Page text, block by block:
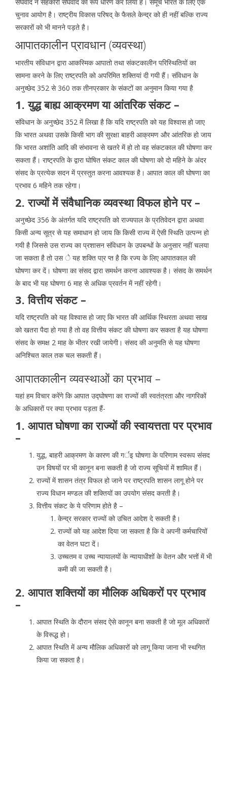
चुनाव आयोग है। राष्ट्रीय विकास परिषद् के फैसले केन्द्र को ही नहीं बल्कि राज्य
सरकारों को भी मानने पड़ते है।
आपातकालीन प्रावधान (व्यवस्था)
भारतीय संविधान द्वारा आकस्मिक आपातो तथा संकटकालीन परिस्थितियों का
सामना करने के लिए राष्ट्रपति को अपरिमित शक्तियां दी गयी हैं। संविधान के
अनुच्छेद 352 से 360 तक तीनप्रकार के संकटों का अनुमान किया गया है
1. युद्ध बाह्य आक्रमण या आंतरिक संकट –
संविधान के अनुच्छेद 352 में लिखा है कि यदि राष्ट्रपति को यह विश्वास हो जाए
कि भारत अथवा उसके किसी भाग की सुरक्षा बाहरी आक्रमण और आंतरिक हो जाय
कि भारत अशांति आदि की संभावना से खतरे में हो तो वह संकटकाल की घोषणा कर
सकता हैं। राष्ट्रपति के द्वारा घोषित संकट काल की घोषणा को दो महिने के अंदर
संसद के प्रत्येक सदन में प्रस्तुत करना आवश्यक है। आपात काल की घोषणा का
प्रभाव 6 महिने तक रहेगा।
2. राज्यों में संवैधानिक व्यवस्था विफल होने पर –
अनुच्छेद 356 के अंतर्गत यदि राष्ट्रपति को राज्यपाल के प्रतिवेदन द्वारा अथवा
किसी अन्य सूत्र से यह समाधान हो जाय कि किसी राज्य में ऐसी स्थिति उत्पन्न हो
गयी है जिससे उस राज्य का प्रशासन संविधान के उपबन्धों के अनुसार नहीं चलया
जा सकता है तो उस े यह शक्ति पा्र प्त है कि रज्य के लिए आपातकाल की
घोषणा कर दें। घोषणा का संसद द्वारा समर्थन करना आवश्यक है। संसद के समर्थन
के बाद भी यह घोषणा 6 माह से अधिक प्रवर्तन में नहीं रहेगी।
3. वित्तीय संकट –
यदि राष्ट्रपति को यह विश्वास हो जाए कि भारत की आर्थिक स्थिरता अथवा साख
को खतरा पैदा हो गया है तो वह वित्तीय संकट की घोषणा कर सकता है यह घोषणा
संसद के समक्ष 2 माह के भीतर रखी जायेगी। संसद की अनुमति से यह घोषणा
अनिश्चित काल तक चल सकती हैं।
आपातकालीन व्यवस्थाओं का प्रभाव –
यहां हम विचार करेंगे कि आपात उद्घोषणा का राज्यों की स्वतंत्रता और नागरिकों
के अधिकारों पर क्या प्रभाव पड़ता हैं-
1. आपात घोषणा का राज्यों की स्वायत्तता पर प्रभाव
–
युद्ध, बाहरी आक्रमण के कारण की गर्इ घोषणा के परिणाम स्वरूप संसद
उन विषयों पर भी कानून बना सकती है जो राज्य सूचियों में शामिल हैं।
राज्यों में शासन तंत्र विफल हो जाने पर राष्ट्रपति शासन लागू होने पर
राज्य विधान मण्डल की शक्तियों का उपयोग संसद करती है।
वित्तीय संकट के ये परिणाम होते है –
केन्द्र सरकार राज्यों को उचित आदेश दे सकती है।
राज्यों को यह आदेश दिया जा सकता है कि वे अपनी कर्मचारियों
का वेतन घटा दें।
उच्चतम व उच्च न्यायालयों के न्यायाधीशों के वेतन और भत्तों में भी
कमी की जा सकती है।
2. आपात शक्तियों का मौलिक अधिकरों पर प्रभाव
–
आपात स्थिति के दौरान संसद ऐसे कानून बना सकती है जो मूल अधिकारों
के विरूद्ध हो।
आपात स्थिति में अन्य मौलिक अधिकारों को लागू किया जाना भी स्थगित
किया जा सकता है।